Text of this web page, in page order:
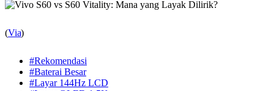
(Via)
#Rekomendasi
#Baterai Besar
#Layar 144Hz LCD